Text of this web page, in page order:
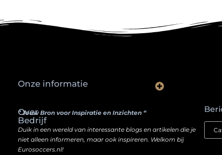
Over
Bedrijf
” Jouw Bron voor Inspiratie en Inzichten “
Duik in een wereld van interessante blogs en artikelen die je
niet alleen informeren, maar ook inspireren. Welkom bij
Eurosoccers.nl!
Onze informatie